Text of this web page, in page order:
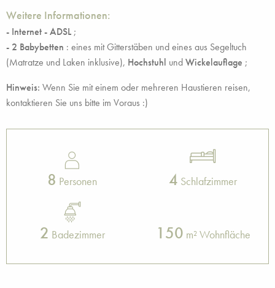
Weitere Informationen:
- Internet - ADSL ;
- 2 Babybetten : eines mit Gitterstäben und eines aus Segeltuch
(Matratze und Laken inklusive), Hochstuhl undWickelauflage ;
Hinweis: Wenn Sie mit einem oder mehreren Haustieren reisen,
kontaktieren Sie uns bitte im Voraus :)
8 Personen 4 Schlafzimmer
2 Badezimmer 150 m² Wohnfläche